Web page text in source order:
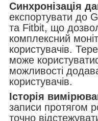
Синхронізація
експортувати до
та Fitbit, що
комплексний
користувачів.
може
можливості
користувачів.
Історія
записи протягом
точно